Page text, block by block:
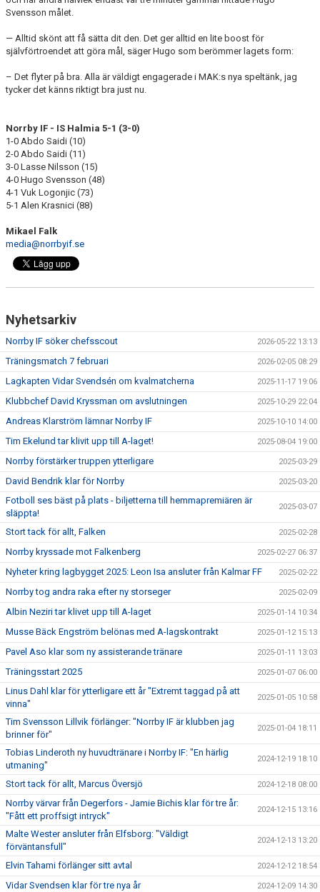
Svensson målet.
— Alltid skönt att få sätta dit den. Det ger alltid en lite boost för
självförtroendet att göra mål, säger Hugo som berömmer lagets form:
– Det flyter på bra. Alla är väldigt engagerade i MAK:s nya speltänk, jag
tycker det känns riktigt bra just nu.
Norrby IF - IS Halmia 5-1 (3-0)
1-0 Abdo Saidi (10)
2-0 Abdo Saidi (11)
3-0 Lasse Nilsson (15)
4-0 Hugo Svensson (48)
4-1 Vuk Logonjic (73)
5-1 Alen Krasnici (88)
Mikael Falk
media@norrbyif.se
Nyhetsarkiv
Norrby IF söker chefsscout 2026-05-22 13:13
Träningsmatch 7 februari 2026-02-05 08:29
Lagkapten Vidar Svendsén om kvalmatcherna 2025-11-17 19:06
Klubbchef David Kryssman om avslutningen 2025-10-29 22:04
Andreas Klarström lämnar Norrby IF 2025-10-10 14:00
Tim Ekelund tar klivit upp till A-laget! 2025-08-04 19:00
Norrby förstärker truppen ytterligare 2025-03-29
David Bendrik klar för Norrby 2025-03-20
Fotboll ses bäst på plats - biljetterna till hemmapremiären är
släppta!
2025-03-07
Stort tack för allt, Falken 2025-02-28
Norrby kryssade mot Falkenberg 2025-02-27 06:37
Nyheter kring lagbygget 2025: Leon Isa ansluter från Kalmar FF 2025-02-22
Norrby tog andra raka efter ny storseger 2025-02-09
Albin Neziri tar klivet upp till A-laget 2025-01-14 10:34
Musse Bäck Engström belönas med A-lagskontrakt 2025-01-12 15:13
Pavel Aso klar som ny assisterande tränare 2025-01-11 13:03
Träningsstart 2025 2025-01-07 06:00
Linus Dahl klar för ytterligare ett år "Extremt taggad på att
vinna"
2025-01-05 10:58
Tim Svensson Lillvik förlänger: "Norrby IF är klubben jag
brinner för"
2025-01-04 18:11
Tobias Linderoth ny huvudtränare i Norrby IF: "En härlig
utmaning"
2024-12-19 18:10
Stort tack för allt, Marcus Översjö 2024-12-18 08:00
Norrby värvar från Degerfors - Jamie Bichis klar för tre år:
"Fått ett proffsigt intryck"
2024-12-15 13:16
Malte Wester ansluter från Elfsborg: "Väldigt
förväntansfull"
2024-12-13 13:20
Elvin Tahami förlänger sitt avtal 2024-12-12 18:54
Vidar Svendsen klar för tre nya år 2024-12-09 14:30